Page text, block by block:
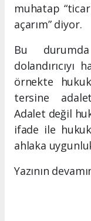
muhatap
açarım” diyor.
Bu
örnekte
tersine
Adalet değil
ifade ile
ahlaka
Yazının